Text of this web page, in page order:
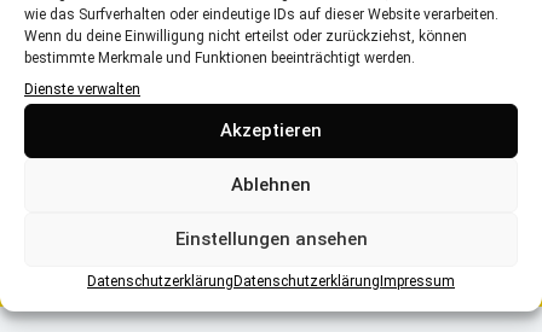
wie das Surfverhalten oder eindeutige IDs auf dieser Website verarbeiten.
Wenn du deine Einwilligung nicht erteilst oder zurückziehst, können
bestimmte Merkmale und Funktionen beeinträchtigt werden.
Dienste verwalten
Akzeptieren
Ablehnen
Einstellungen ansehen
DatenschutzerklärungDatenschutzerklärungImpressum
DAMIT ELTERN GUT
ABGESICHERT SIND
Schwangerschaft, Entbindung und Elternzeit